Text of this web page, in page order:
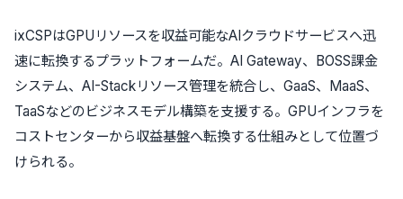
ixCSPはGPUリソースを収益可能なAIクラウドサービスへ迅
速に転換するプラットフォームだ。AI Gateway、BOSS課金
システム、AI-Stackリソース管理を統合し、GaaS、MaaS、
TaaSなどのビジネスモデル構築を支援する。GPUインフラを
コストセンターから収益基盤へ転換する仕組みとして位置づ
けられる。